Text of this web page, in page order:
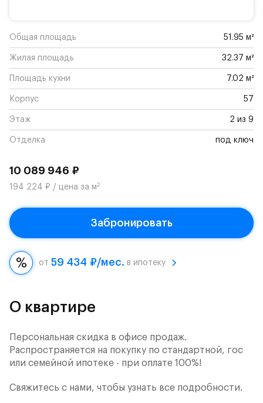
Общая площадь 51.95 м²
Жилая площадь 32.37 м²
Площадь кухни 7.02 м²
Корпус 57
Этаж 2 из 9
Отделка под ключ
10 089 946 ₽
194 224 ₽ / цена за м2
Забронировать
от 59 434 ₽/мес. в ипотеку
О квартире
Персональная скидка в офисе продаж.
Распространяется на покупку по стандартной, гос
или семейной ипотеке - при оплате 100%!
Свяжитесь с нами, чтобы узнать все подробности.